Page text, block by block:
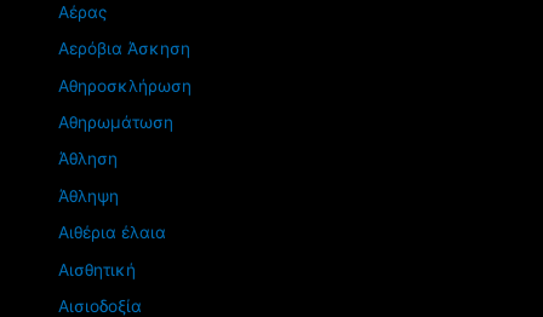
Αέρας
Αερόβια Άσκηση
Αθηροσκλήρωση
Αθηρωμάτωση
Άθληση
Άθληψη
Αιθέρια έλαια
Αισθητική
Αισιοδοξία